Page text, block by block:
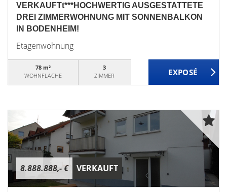
VERKAUFTt***HOCHWERTIG AUSGESTATTETE
DREI ZIMMERWOHNUNG MIT SONNENBALKON
IN BODENHEIM!
Etagenwohnung
78 m²
WOHNFLÄCHE
3
ZIMMER
8.888.888,- € VERKAUFT